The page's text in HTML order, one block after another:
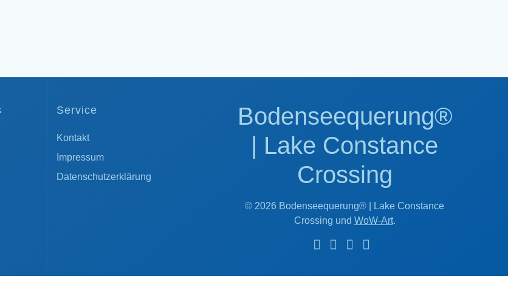
Service
Kontakt
Impressum
Datenschutzerklärung
Bodenseequerung®
| Lake Constance
Crossing
© 2026 Bodenseequerung® | Lake Constance
Crossing und WoW-Art.